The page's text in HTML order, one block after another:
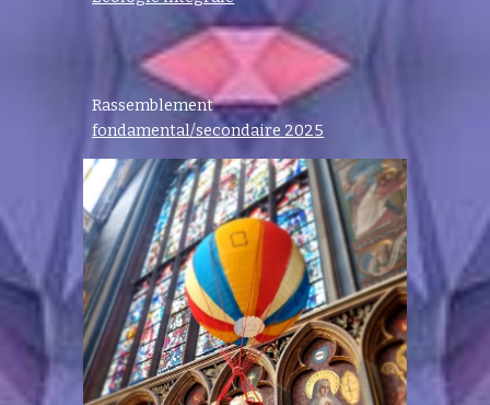
Rassemblement
fondamental/secondaire 2025